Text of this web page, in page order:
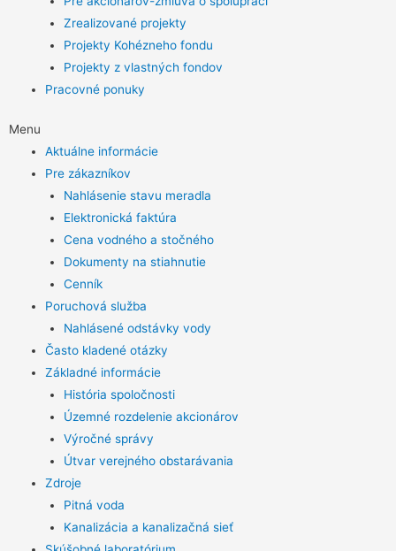
Zrealizované projekty
Projekty Kohézneho fondu
Projekty z vlastných fondov
Pracovné ponuky
Menu
Aktuálne informácie
Pre zákazníkov
Nahlásenie stavu meradla
Elektronická faktúra
Cena vodného a stočného
Dokumenty na stiahnutie
Cenník
Poruchová služba
Nahlásené odstávky vody
Často kladené otázky
Základné informácie
História spoločnosti
Územné rozdelenie akcionárov
Výročné správy
Útvar verejného obstarávania
Zdroje
Pitná voda
Kanalizácia a kanalizačná sieť